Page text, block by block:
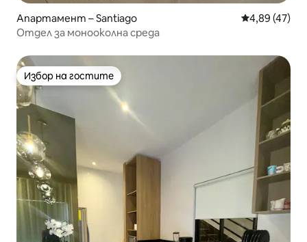
Апартамент – Santiago Средна
4,89 (47)
Отдел за монооколна среда
Избор на гостите
Избор на гостите